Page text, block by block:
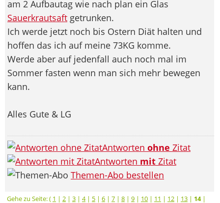
am 2 Aufbautag wie nach plan ein Glas
Sauerkrautsaft getrunken.
Ich werde jetzt noch bis Ostern Diät halten und
hoffen das ich auf meine 73KG komme.
Werde aber auf jedenfall auch noch mal im
Sommer fasten wenn man sich mehr bewegen
kann.
Alles Gute & LG
Antworten ohne Zitat
Antworten mit Zitat
Themen-Abo bestellen
Gehe zu Seite: ( 1 | 2 | 3 | 4| 5 | 6 | 7 | 8 | 9 | 10 | 11 | 12 | 13 | 14|